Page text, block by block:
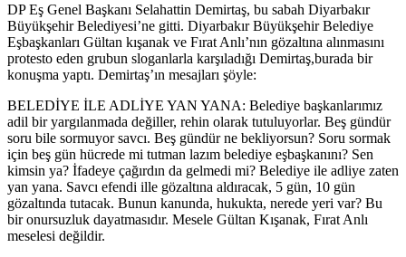
DP Eş Genel Başkanı Selahattin Demirtaş, bu sabah Diyarbakır
Büyükşehir Belediyesi’ne gitti. Diyarbakır Büyükşehir Belediye
Eşbaşkanları Gültan kışanak ve Fırat Anlı’nın gözaltına alınmasını
protesto eden grubun sloganlarla karşıladığı Demirtaş,burada bir
konuşma yaptı. Demirtaş’ın mesajları şöyle:
BELEDİYE İLE ADLİYE YAN YANA: Belediye başkanlarımız
adil bir yargılanmada değiller, rehin olarak tutuluyorlar. Beş gündür
soru bile sormuyor savcı. Beş gündür ne bekliyorsun? Soru sormak
için beş gün hücrede mi tutman lazım belediye eşbaşkanını? Sen
kimsin ya? İfadeye çağırdın da gelmedi mi? Belediye ile adliye zaten
yan yana. Savcı efendi ille gözaltına aldıracak, 5 gün, 10 gün
gözaltında tutacak. Bunun kanunda, hukukta, nerede yeri var? Bu
bir onursuzluk dayatmasıdır. Mesele Gültan Kışanak, Fırat Anlı
meselesi değildir.